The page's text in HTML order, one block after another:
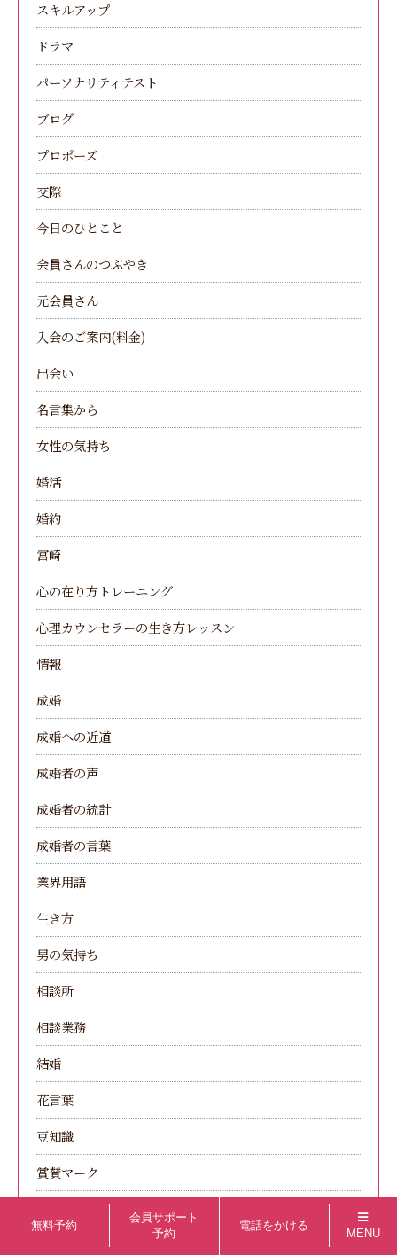
スキルアップ
ドラマ
パーソナリティテスト
ブログ
プロポーズ
交際
今日のひとこと
会員さんのつぶやき
元会員さん
入会のご案内(料金)
出会い
名言集から
女性の気持ち
婚活
婚約
宮崎
心の在り方トレーニング
心理カウンセラーの生き方レッスン
情報
成婚
成婚への近道
成婚者の声
成婚者の統計
成婚者の言葉
業界用語
生き方
男の気持ち
相談所
相談業務
結婚
花言葉
豆知識
賞賛マーク
無料予約
会員サポート
予約
電話をかける
MENU